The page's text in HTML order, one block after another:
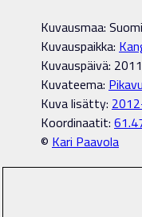
Kuvausmaa: Suomi
Kuvauspaikka:
Kuvauspäivä:
Kuvateema:
Kuva lisätty:
Koordinaatit:
© Kari Paavola